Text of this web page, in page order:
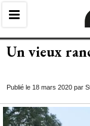
Un vieux
Publié le 18 mars 2020 par